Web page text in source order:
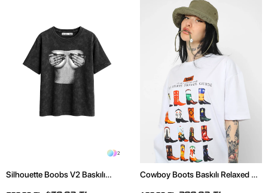
2
Silhouette Boobs V2 Baskılı
Cowboy Boots Baskılı Relaxed Fit